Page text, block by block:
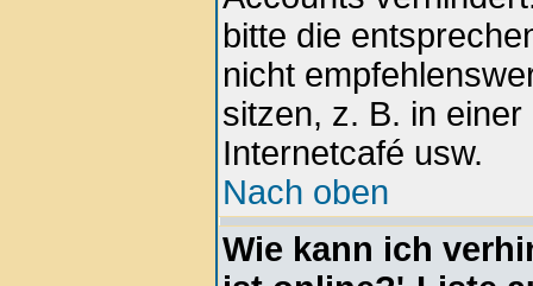
bitte die
nicht
sitzen, z. B. in
Internetcafé usw.
Nach oben
Wie kann ich